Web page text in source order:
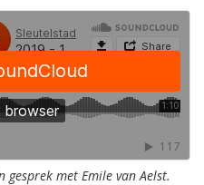
gesprek met Emile van Aelst.